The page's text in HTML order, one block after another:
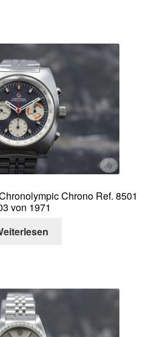
Chrono Ref. 8501
von 1971